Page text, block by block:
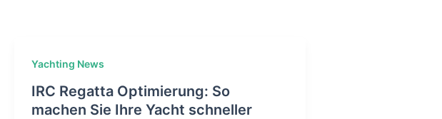
Yachting News
IRC Regatta Optimierung: So
machen Sie Ihre Yacht schneller